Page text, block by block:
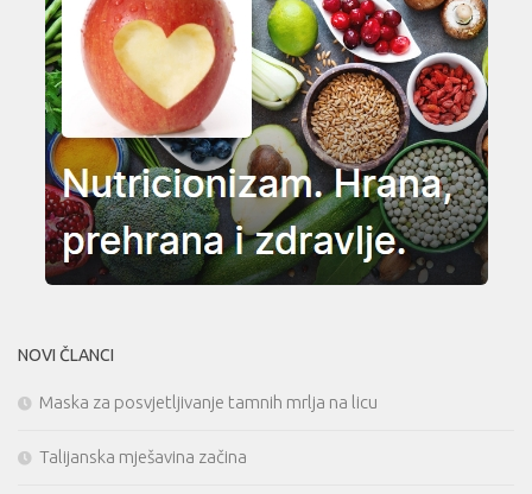
NOVI ČLANCI
Maska za posvjetljivanje tamnih mrlja na licu
Talijanska mješavina začina